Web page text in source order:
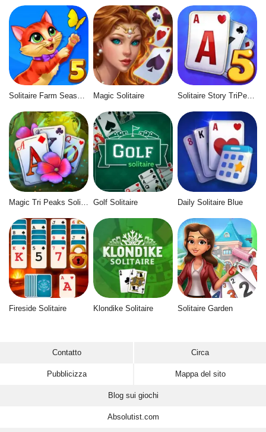
Solitaire Farm Seasons 5 Magic Solitaire Solitaire Story TriPeaks 5
Golf Solitaire Daily Solitaire Blue
Fireside Solitaire Klondike Solitaire Solitaire Garden
Contatto Circa
Pubblicizza Mappa del sito
Blog sui giochi
Absolutist.com